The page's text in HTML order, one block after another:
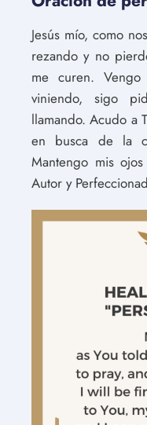
Jesús mío, como
rezando y no
me curen.
viniendo, sigo
llamando. Acudo a
en busca de la
Mantengo mis
Autor y